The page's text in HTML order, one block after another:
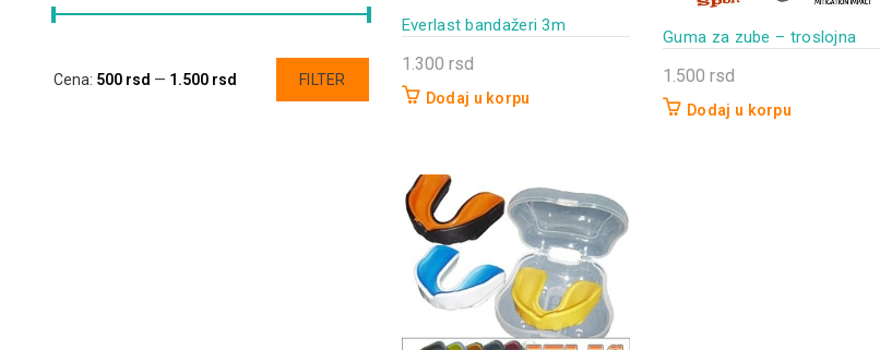
Everlast bandažeri 3m
1.300 rsd
Dodaj u korpu
Guma za zube – troslojna
1.500rsd
Dodaj u korpu
Minimalna
Maksimalna FILTER
Cena: 500 rsd — 1.500 rsd